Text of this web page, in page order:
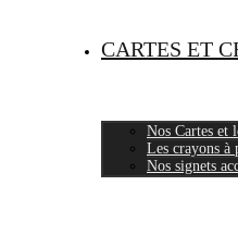
CARTES ET
Nos Cartes et
Les crayons à
Nos signets